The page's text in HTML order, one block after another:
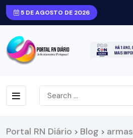
5 DE AGOSTO DE 2026
Portal RN Diário > Blog > armas